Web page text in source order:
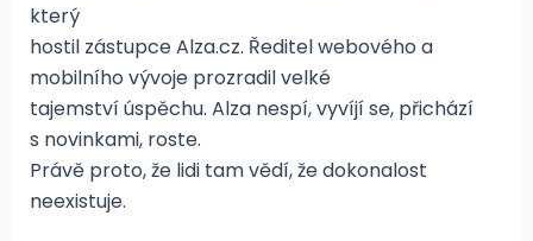
který
hostil zástupce Alza.cz. Ředitel webového a
mobilního vývoje prozradil velké
tajemství úspěchu. Alza nespí, vyvíjí se, přichází
s novinkami, roste.
Právě proto, že lidi tam vědí, že dokonalost
neexistuje.